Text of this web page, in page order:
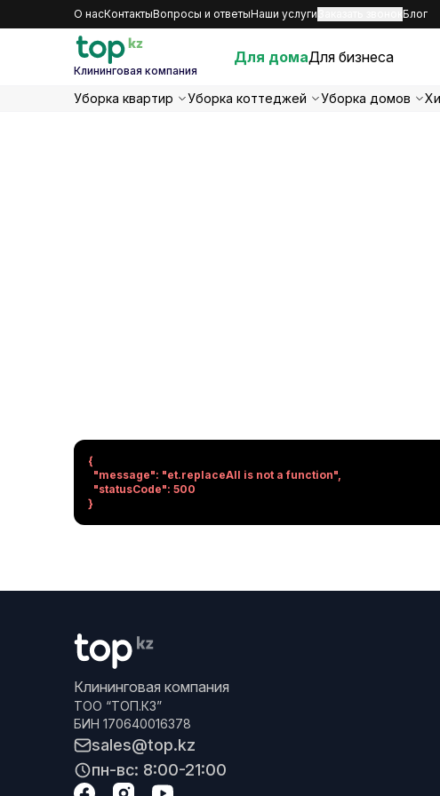
О насКонтактыВопросы и ответыНаши услуги Блог
Клининговая компания
Для домаДля бизнеса
Уборка квартир Уборка коттеджей Уборка домов
{
}
Клининговая компания
ТОО “ТОП.КЗ”
БИН 170640016378
sales@top.kz
пн-вс: 8:00-21:00